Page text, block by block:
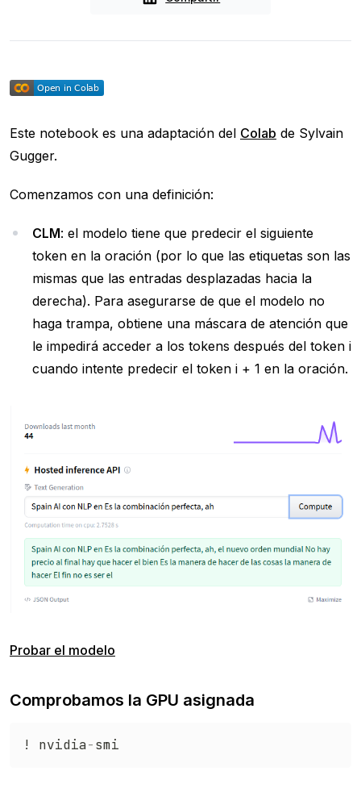
Este notebook es una adaptación del Colab de Sylvain
Gugger.
Comenzamos con una definición:
CLM: el modelo tiene que predecir el siguiente
token en la oración (por lo que las etiquetas son las
mismas que las entradas desplazadas hacia la
derecha). Para asegurarse de que el modelo no
haga trampa, obtiene una máscara de atención que
le impedirá acceder a los tokens después del token i
cuando intente predecir el token i + 1 en la oración.
Probar el modelo
Comprobamos la GPU asignada
! nvidia-